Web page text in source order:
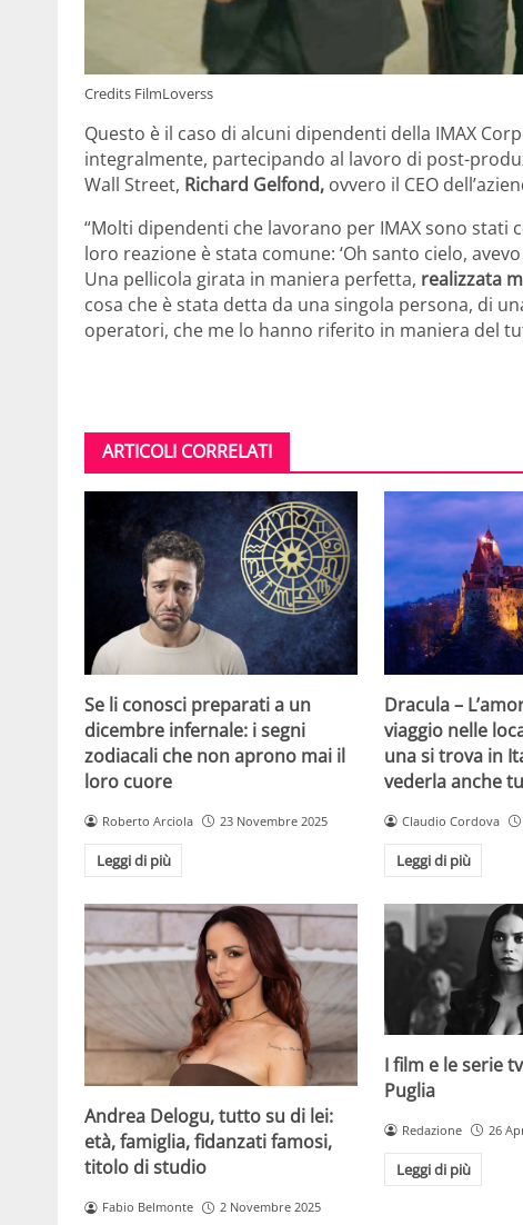
Credits FilmLoverss
Questo è il caso di alcuni dipendenti della IMAX
integralmente, partecipando al lavoro di post-
Wall Street, Richard Gelfond, ovvero il CEO
“Molti dipendenti che lavorano per IMAX sono
loro reazione è stata comune: ‘Oh santo cielo,
Una pellicola girata in maniera perfetta, realizzata
cosa che è stata detta da una singola persona, di
operatori, che me lo hanno riferito in maniera del
ARTICOLI CORRELATI
Se li conosci preparati a un
dicembre infernale: i segni
zodiacali che non aprono mai il
loro cuore
Roberto Arciola 23 Novembre 2025
Leggi di più
Dracula –
viaggio nelle
una si trova in
vederla anche tu
Claudio Cordova
Leggi di più
Andrea Delogu, tutto su di lei:
età, famiglia, fidanzati famosi,
titolo di studio
Fabio Belmonte 2 Novembre 2025
I film e le serie
Puglia
Redazione 26
Leggi di più